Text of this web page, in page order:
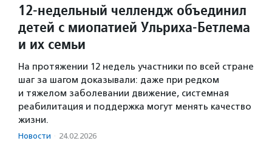
12-недельный челлендж объединил
детей с миопатией Ульриха-Бетлема
и их семьи
На протяжении 12 недель участники по всей стране
шаг за шагом доказывали: даже при редком
и тяжелом заболевании движение, системная
реабилитация и поддержка могут менять качество
жизни.
Новости · 24.02.2026